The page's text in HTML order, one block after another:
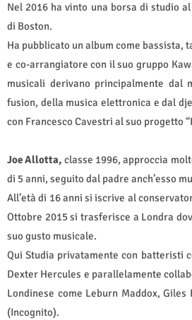
Nel 2016 ha vinto una borsa di studio
di Boston.
Ha pubblicato un album come bassista,
e co-arrangiatore con il suo gruppo
musicali derivano principalmente dal
fusion, della musica elettronica e dal
con Francesco Cavestri al suo progetto
Joe Allotta, classe 1996, approccia
di 5 anni, seguito dal padre anch’esso
All’età di 16 anni si iscrive al
Ottobre 2015 si trasferisce a Londra
suo gusto musicale.
Qui Studia privatamente con batteristi
Dexter Hercules e parallelamente
Londinese come Leburn Maddox, Giles
(Incognito).